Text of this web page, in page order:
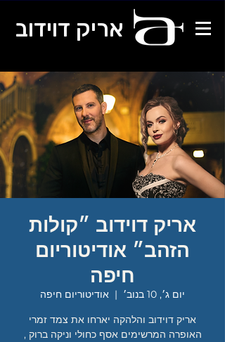
אריק דוידוב
אריק דוידוב ״קולות
הזהב״ אודיטוריום
חיפה
יום ג׳, 10 בנוב׳
  |
אודיטוריום חיפה
אריק דוידוב והלהקה יארחו את צמד זמרי
האופרה המרשימים אסף כחולי וניקה ברוק ,